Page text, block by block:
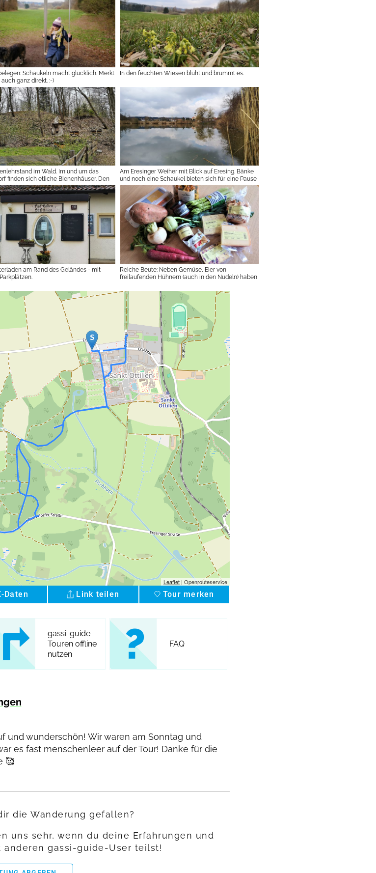
Schaukeln macht glücklich. Merkt
ganz direkt. :-)
In den feuchten Wiesen blüht und brummt es.
im Wald. Im und um das
finden sich etliche Bienenhäuser. Den
im Klosterladen.
Am Eresinger Weiher mit Blick auf Eresing. Bänke
und noch eine Schaukel bieten sich für eine Pause
an.
am Rand des Geländes - mit
Reiche Beute: Neben Gemüse, Eier von
freilaufenden Hühnern (auch in den Nudeln) haben
die afrikanische Antwort auf Hanuta gekauft. Im
Shop verkaufen die Benediktiner neben eigenen
Erzeugnissen auch Produkte wie Wein, Kaffee und
Süßigkeiten aus anderen Klöstern, z.B. aus Afrika
und Südamerika, Fair Trade.
Leaflet | Openrouteservice
Daten Link teilen favorite
Tour merken
gassi-guide
Touren offline
nutzen
FAQ
und wunderschön! Wir waren am Sonntag und
es fast menschenleer auf der Tour! Danke für die
🥰
die Wanderung gefallen?
uns sehr, wenn du deine Erfahrungen und
anderen gassi-guide-User teilst!